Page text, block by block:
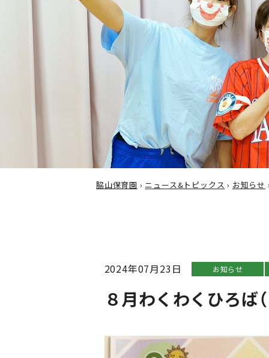
保育方針
脇山保育園 › ニュース&トピックス › お知らせ
2024年07月23日 お知らせ
８月わくわくひろば